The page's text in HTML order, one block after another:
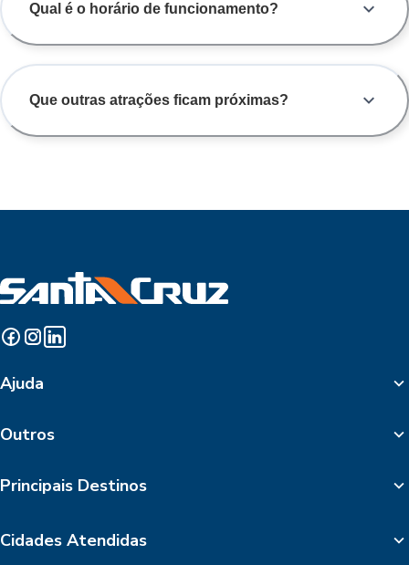
Qual é o horário de funcionamento?
Que outras atrações ficam próximas?
Ajuda
Outros
Principais Destinos
Cidades Atendidas